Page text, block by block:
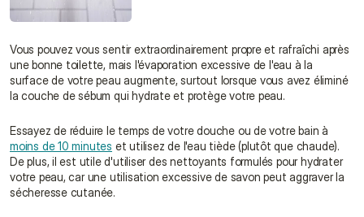
Vous pouvez vous sentir extraordinairement propre et rafraîchi après
une bonne toilette, mais l'évaporation excessive de l'eau à la
surface de votre peau augmente, surtout lorsque vous avez éliminé
la couche de sébum qui hydrate et protège votre peau.
moins de 10 minutes et utilisez de l'eau tiède (plutôt que chaude).
De plus, il est utile d'utiliser des nettoyants formulés pour hydrater
votre peau, car une utilisation excessive de savon peut aggraver la
sécheresse cutanée.